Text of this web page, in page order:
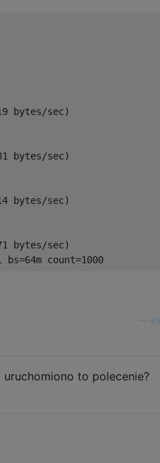
bytes/sec)
bytes/sec)
bytes/sec)
bytes/sec)
bs=64m count=1000
to polecenie?